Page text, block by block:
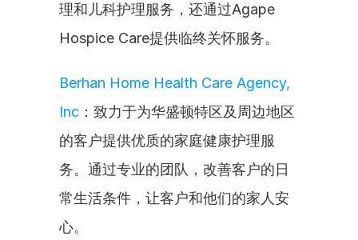
理和儿科护理服务，还通过Agape
Hospice Care提供临终关怀服务。
Berhan Home Health Care Agency,
Inc ：致力于为华盛顿特区及周边地区
的客户提供优质的家庭健康护理服
务。通过专业的团队，改善客户的日
常生活条件，让客户和他们的家人安
心。